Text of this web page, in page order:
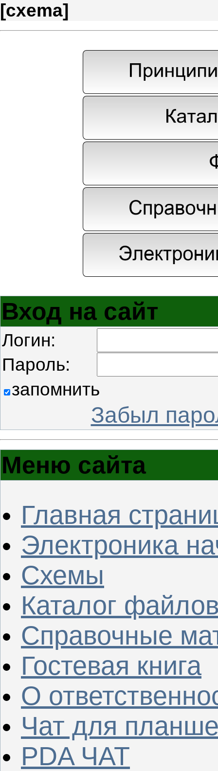
[cxema]
Вход на сайт
Логин:
Пароль:
запомнить
Забыл
Меню сайта
Главная
Электроника
Схемы
Каталог
Справочные
Гостевая книга
О
Чат для
PDA ЧАТ